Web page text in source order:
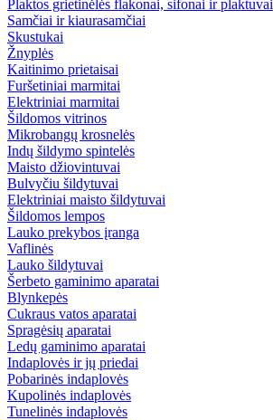
Plaktos grietinėlės flakonai, sifonai ir plaktuvai
Samčiai ir kiaurasamčiai
Skustukai
Žnyplės
Kaitinimo prietaisai
Furšetiniai marmitai
Elektriniai marmitai
Šildomos vitrinos
Mikrobangų krosnelės
Indų šildymo spintelės
Maisto džiovintuvai
Bulvyčiu šildytuvai
Elektriniai maisto šildytuvai
Šildomos lempos
Lauko prekybos įranga
Vaflinės
Lauko šildytuvai
Šerbeto gaminimo aparatai
Blynkepės
Cukraus vatos aparatai
Spragėsių aparatai
Ledų gaminimo aparatai
Indaplovės ir jų priedai
Pobarinės indaplovės
Kupolinės indaplovės
Tunelinės indaplovės